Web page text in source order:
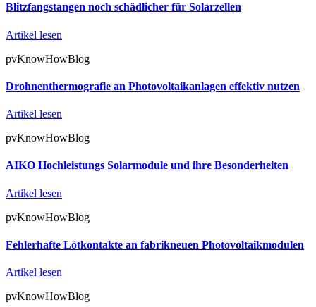
Blitzfangstangen noch schädlicher für Solarzellen
Artikel lesen
pvKnowHowBlog
Drohnenthermografie an Photovoltaikanlagen effektiv nutzen
Artikel lesen
pvKnowHowBlog
AIKO Hochleistungs Solarmodule und ihre Besonderheiten
Artikel lesen
pvKnowHowBlog
Fehlerhafte Lötkontakte an fabrikneuen Photovoltaikmodulen
Artikel lesen
pvKnowHowBlog